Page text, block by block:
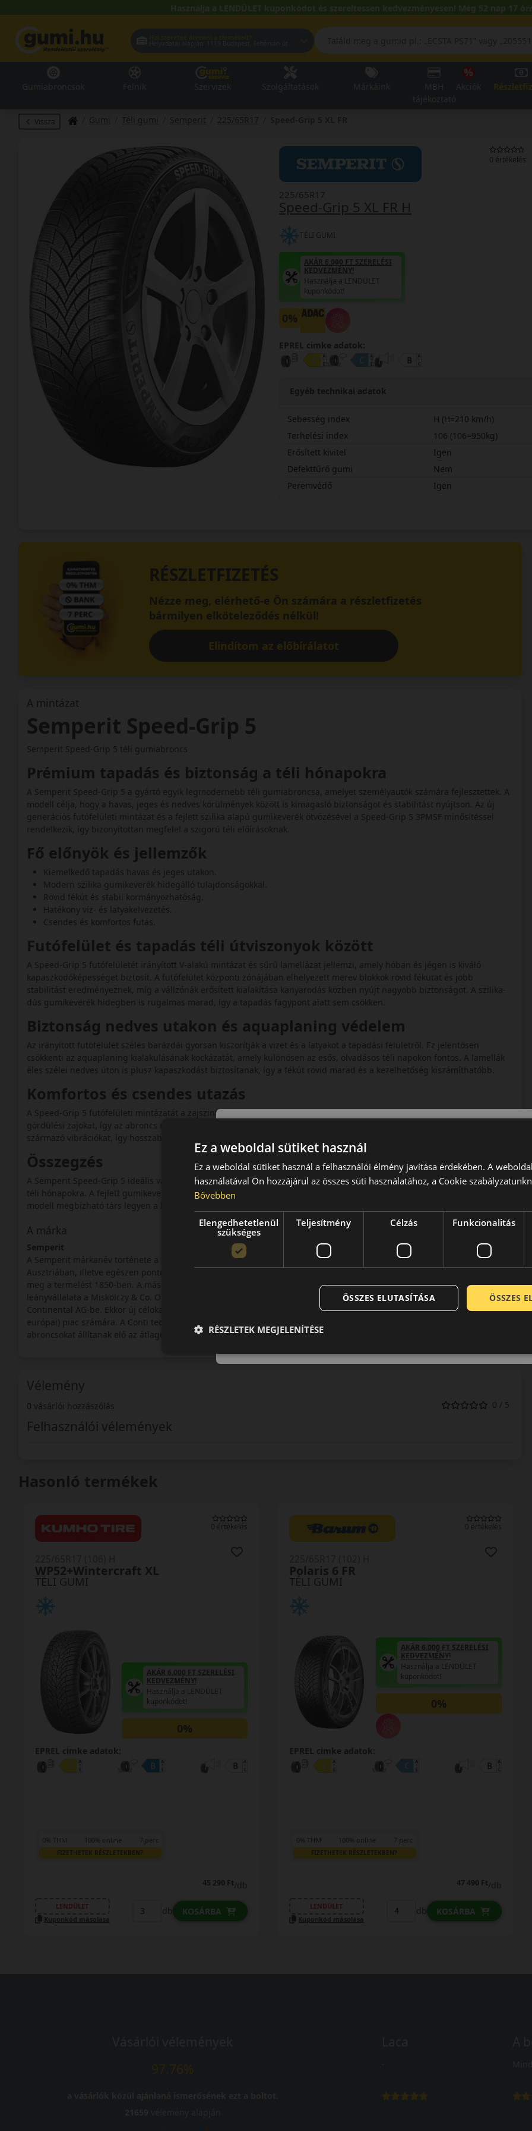
Használja a LENDÜLET kuponkódot és szereltessen kedvezményesen! Még 52 nap 17
Vissza Gumi Téli gumi Semperit 225/65R17
0 értékelés
Speed-Grip 5 XL FR H
225/65R17
TÉLI GUMI
AKÁR 6.000 FT SZERELÉSI
KEDVEZMÉNY!
Használja a LENDÜLET
kuponkódot!
0%
EPREL cimke adatok:
Egyéb technikai adatok
Sebesség index
H (H=210 km/h)
Terhelési index
106 (106=950kg)
Erősített kivitel
Igen
Defekttűrő gumi
Nem
Peremvédő
Igen
RÉSZLETFIZETÉS
Nézze meg, elérhető-e Ön számára a részletfizetés
bármilyen elköteleződés nélkül!
Elindítom az előbírálatot
A mintázat
Semperit Speed-Grip 5
Semperit Speed-Grip 5 téli gumiabroncs
Prémium tapadás és biztonság a téli hónapokra
A Semperit Speed-Grip 5 a gyártó egyik legmodernebb téli gumiabroncsa, amelyet személyautók számára fejlesztettek. A
modell célja, hogy a havas, jeges és nedves körülmények között is kimagasló biztonságot és stabilitást nyújtson. Az új
generációs futófelületi mintázat és a fejlett szilika alapú gumikeverék ötvözésével a Speed-Grip 5 3PMSF minősítéssel
rendelkezik, így bizonyítottan megfelel a szigorú téli előírásoknak.
Fő előnyök és jellemzők
Kiemelkedő tapadás havas és jeges utakon.
Modern szilika gumikeverék hidegálló tulajdonságokkal.
Rövid fékút és stabil kormányozhatóság.
Hatékony víz- és latyakelvezetés.
Csendes és komfortos futás.
Futófelület és tapadás téli útviszonyok között
A Speed-Grip 5 futófelületét irányított V-alakú mintázat és sűrű lamellázat jellemzi, amely hóban és jégen is kiváló
kapaszkodóképességet biztosít. A futófelület központi zónájában elhelyezett merev blokkok rövid fékutat és jobb
stabilitást eredményeznek, míg a vállzónák erősített kialakítása kanyarodás közben nyújt nagyobb biztonságot. A szilika-
dús gumikeverék hidegben is rugalmas marad, így a tapadás fagypont alatt sem csökken.
Biztonság nedves utakon és aquaplaning védelem
Az irányított futófelület széles barázdái gyorsan kiszorítják a vizet és a latyakot a tapadási felületről. Ez jelentősen
csökkenti az aquaplaning kialakulásának kockázatát, amely különösen az esős, olvadásos téli napokon fontos. A lamellák
éles szélei nedves úton is plusz kapaszkodást biztosítanak, így a fékút rövid marad és a kezelhetőség kiszámíthatóbb.
Komfortos és csendes utazás
A Speed-Grip 5 futófelületi mintázatát a zajszint csökkentésére is optimalizálták. A blokkok elrendezése diszpergálja a
gördülési zajokat, így az abroncs menet közben halkabb. A rugalmas szerkezet csökkenti az útegyenetlenségekből
származó vibrációkat, így hosszabb utak során is kényelmesebb vezetést biztosít.
Összegzés
A Semperit Speed-Grip 5 ideális választás azoknak a vezetőknek, akik prémium szintű biztonságot és stabilitást keresnek a
téli hónapokra. A fejlett gumikeverék, az irányított mintázat és a rövid fékutak mind hozzájárulnak ahhoz, hogy ez a
modell megbízható társ legyen a hideg időszakban.
A márka
Semperit
A Semperit márkanév története a távoli múltba nyúlik vissza, Európa első gumiabroncs gyárában Wimpassingban,
Ausztriában, illetve egészen pontosan akkor még az Osztrák-Magyar Monarchia gumiabroncs manufaktúrájában kezdték
meg a termelést 1850-ben. A második gyáregység megnyitására 1896-ban került sor Traiskirchenbe, amit a cég
leányvállalata a Miskolczy & Co. OHG üzemeltetett. A márkát 1985-ben a Continental megvásárolta és beolvasztotta a
Continental AG-be. Ekkor új célokat tűztek ki: megbízható középkategóriás abroncsokat előállítani az európai (közép-
európai) piac számára. A Conti technikai fejlesztéseire alapozva azóta is folyamatosan megbízható és biztonságos
abroncsokat állítanak elő az átlagos felhasználók igényeinek megfelelően.
Vélemény
0 vásárlói hozzászólás 0 / 5
Felhasználói vélemények
Hasonló termékek
0 értékelés
TÉLI GUMI
WP52+Wintercraft XL
AKÁR 6.000 FT SZERELÉSI
KEDVEZMÉNY!
Használja a LENDÜLET
kuponkódot!
0%
EPREL cimke adatok:
100% online
FIZETHETEK RÉSZLETEKBEN?
45 290 Ft/db
LENDÜLET
Kuponkód másolása
KOSÁRBA
0 értékelés
TÉLI GUMI
Polaris 6 FR
AKÁR 6.000 FT SZERELÉSI
KEDVEZMÉNY!
Használja a LENDÜLET
kuponkódot!
0%
EPREL cimke adatok:
100% online
FIZETHETEK RÉSZLETEKBEN?
47 490 Ft/db
LENDÜLET
Kuponkód másolása
KOSÁRBA
Ez a weboldal sütiket használ
Ez a weboldal sütiket használ a felhasználói élmény javítása érdekében. A
használatával Ön hozzájárul az összes süti használatához, a Cookie
Bővebben
Elengedhetetlenül
szükséges
Teljesítmény Célzás Funkcionalitás
ÖSSZES
ÖSSZES ELUTASÍTÁSA
RÉSZLETEK MEGJELENÍTÉSE